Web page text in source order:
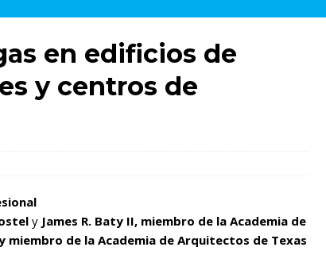
en edificios de
y centros de
y James R. Baty II, miembro de la Academia de
miembro de la Academia de Arquitectos de Texas